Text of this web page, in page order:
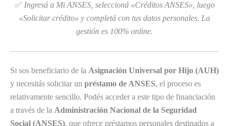
✅ Ingresá a Mi ANSES, seleccioná «Créditos ANSES», luego
«Solicitar crédito» y completá con tus datos personales. La
gestión es 100% online.
Si sos beneficiario de la Asignación Universal por Hijo (AUH)
y necesitás solicitar un préstamo de ANSES, el proceso es
relativamente sencillo. Podés acceder a este tipo de financiación
a través de la Administración Nacional de la Seguridad
Social (ANSES), que ofrece préstamos personales destinados a